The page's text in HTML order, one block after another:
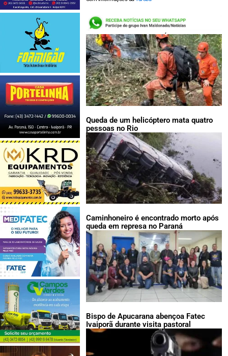
LEIA TAMBÉM:
Queda de um helicóptero mata quatro
pessoas no Rio
Caminhoneiro é encontrado morto após
queda em represa no Paraná
Bispo de Apucarana abençoa Fatec
Ivaiporã durante visita pastoral